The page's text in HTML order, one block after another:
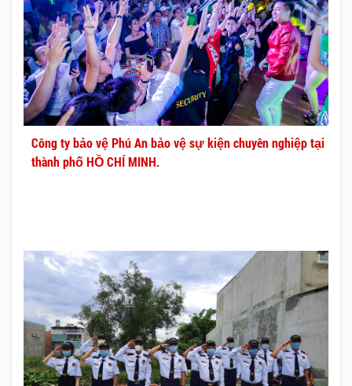
Công ty bảo vệ Phú An bảo vệ sự kiện chuyên nghiệp tại
thành phố HỒ CHÍ MINH.